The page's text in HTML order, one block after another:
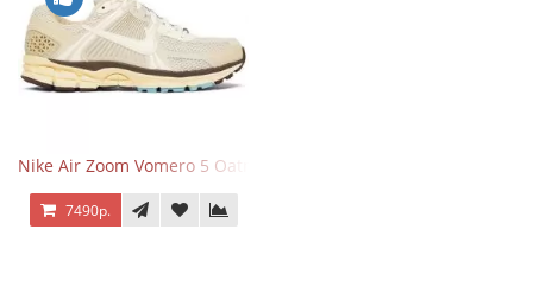
Nike Air Zoom Vomero 5 Oatmeal
7490р.